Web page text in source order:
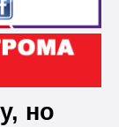
но